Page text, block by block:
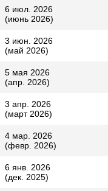
6 июл. 2026
(июнь 2026)
3 июн. 2026
(май 2026)
5 мая 2026
(апр. 2026)
3 апр. 2026
(март 2026)
4 мар. 2026
(февр. 2026)
6 янв. 2026
(дек. 2025)